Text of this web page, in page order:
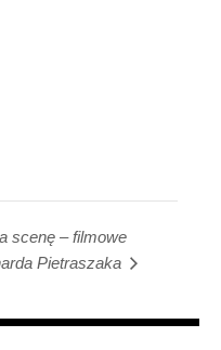
scenę – filmowe
Pietraszaka